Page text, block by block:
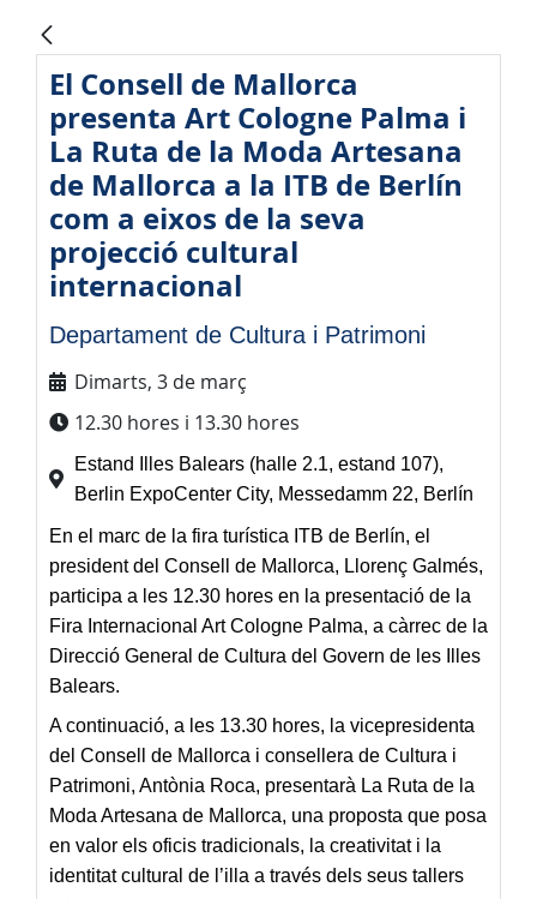
El Consell de Mallorca
presenta Art Cologne Palma i
La Ruta de la Moda Artesana
de Mallorca a la ITB de Berlín
com a eixos de la seva
projecció cultural
internacional
Departament de Cultura i Patrimoni
Dimarts, 3 de març
12.30 hores i 13.30 hores
Estand Illes Balears (halle 2.1, estand 107),
Berlin ExpoCenter City, Messedamm 22, Berlín
En el marc de la fira turística ITB de Berlín, el
president del Consell de Mallorca, Llorenç Galmés,
participa a les 12.30 hores en la presentació de la
Fira Internacional Art Cologne Palma, a càrrec de la
Direcció General de Cultura del Govern de les Illes
Balears.
A continuació, a les 13.30 hores, la vicepresidenta
del Consell de Mallorca i consellera de Cultura i
Patrimoni, Antònia Roca, presentarà La Ruta de la
Moda Artesana de Mallorca, una proposta que posa
en valor els oficis tradicionals, la creativitat i la
identitat cultural de l’illa a través dels seus tallers